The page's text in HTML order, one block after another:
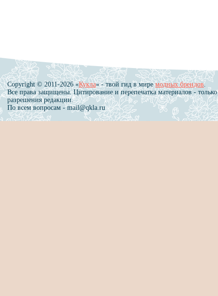
Copyright © 2011-2026 «Кукла» - твой гид в миремодных брендов.
Все права защищены. Цитирование и перепечатка материалов - только
разрешения редакции.
По всем вопросам - mail@qkla.ru